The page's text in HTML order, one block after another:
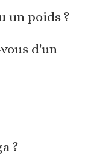
un poids ?
d'un
?